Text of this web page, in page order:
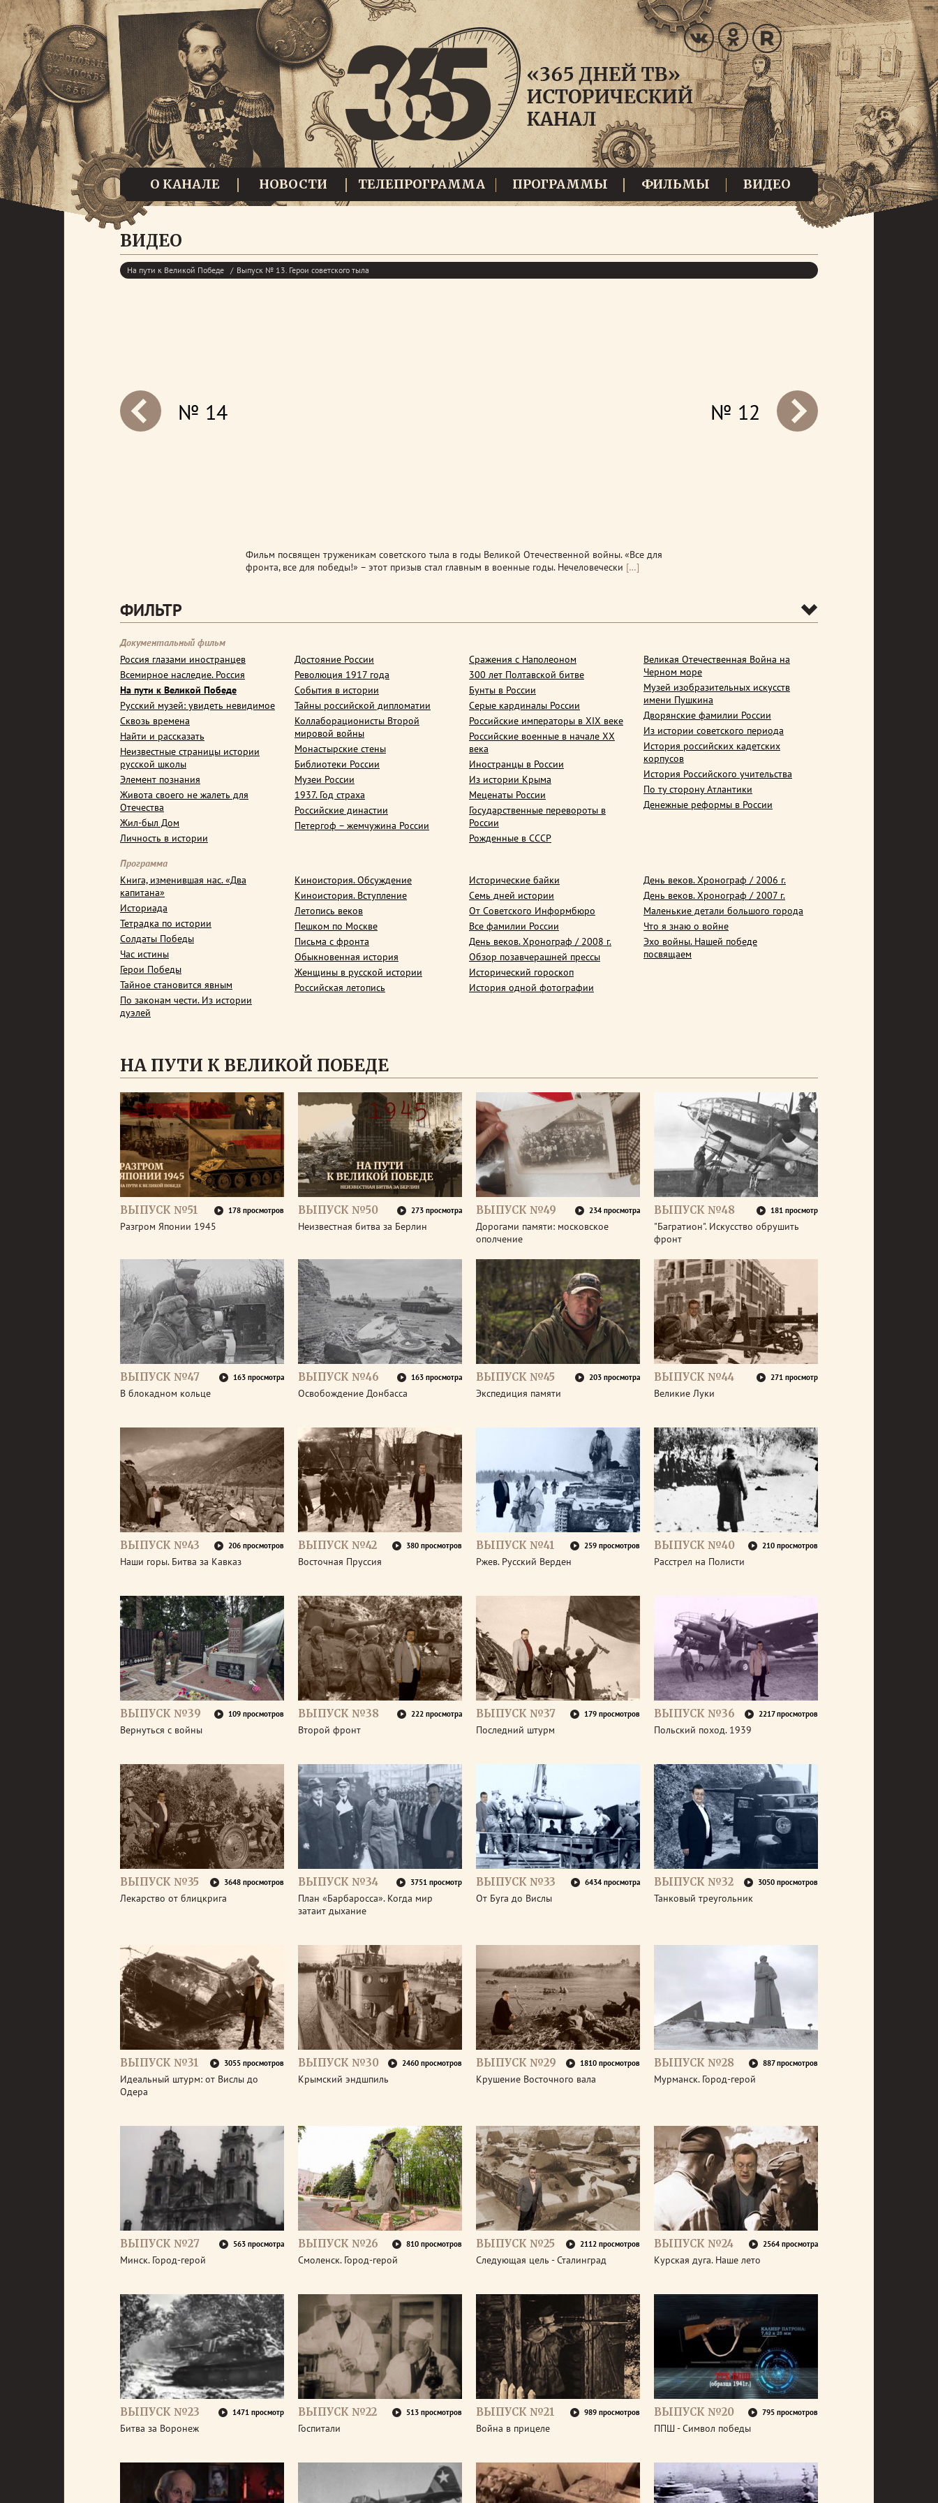
О КАНАЛЕ НОВОСТИ ТЕЛЕПРОГРАММА ПРОГРАММЫ ФИЛЬМЫ ВИДЕО
ВИДЕО
На пути к Великой Победе Выпуск № 13. Герои советского тыла
prev
№ 12
№ 14
Фильм посвящен труженикам советского тыла в годы Великой Отечественной войны. «Все для
фронта, все для победы!» – этот призыв стал главным в военные годы. Нечеловечески […]
ФИЛЬТР
Документальный фильм
Россия глазами иностранцев
Всемирное наследие. Россия
На пути к Великой Победе
Русский музей: увидеть невидимое
Сквозь времена
Найти и рассказать
Неизвестные страницы истории
русской школы
Элемент познания
Живота своего не жалеть для
Отечества
Жил-был Дом
Личность в истории
Достояние России
Революция 1917 года
События в истории
Тайны российской дипломатии
Коллаборационисты Второй
мировой войны
Монастырские стены
Библиотеки России
Музеи России
1937. Год страха
Российские династии
Петергоф – жемчужина России
Сражения с Наполеоном
300 лет Полтавской битве
Бунты в России
Серые кардиналы России
Российские императоры в XIX веке
Российские военные в начале ХХ
века
Иностранцы в России
Из истории Крыма
Меценаты России
Государственные перевороты в
России
Рожденные в СССР
Великая Отечественная Война на
Черном море
Музей изобразительных искусств
имени Пушкина
Дворянские фамилии России
Из истории советского периода
История российских кадетских
корпусов
История Российского учительства
По ту сторону Атлантики
Денежные реформы в России
Программа
Книга, изменившая нас. «Два
капитана»
Историада
Тетрадка по истории
Солдаты Победы
Час истины
Герои Победы
Тайное становится явным
По законам чести. Из истории
дуэлей
Киноистория. Обсуждение
Киноистория. Вступление
Летопись веков
Пешком по Москве
Письма с фронта
Обыкновенная история
Женщины в русской истории
Российская летопись
Исторические байки
Семь дней истории
От Советского Информбюро
Все фамилии России
День веков. Хронограф / 2008 г.
Обзор позавчерашней прессы
Исторический гороскоп
История одной фотографии
День веков. Хронограф / 2006 г.
День веков. Хронограф / 2007 г.
Маленькие детали большого города
Что я знаю о войне
Эхо войны. Нашей победе
посвящаем
НА ПУТИ К ВЕЛИКОЙ ПОБЕДЕ
ВЫПУСК №51 178 просмотров
Разгром Японии 1945
ВЫПУСК №50 273 просмотра
Неизвестная битва за Берлин
ВЫПУСК №49 234 просмотра
Дорогами памяти: московское
ополчение
ВЫПУСК №48 181 просмотр
"Багратион". Искусство обрушить
фронт
ВЫПУСК №47 163 просмотра
В блокадном кольце
ВЫПУСК №46 163 просмотра
Освобождение Донбасса
ВЫПУСК №45 203 просмотра
Экспедиция памяти
ВЫПУСК №44 271 просмотр
Великие Луки
ВЫПУСК №43 206 просмотров
Наши горы. Битва за Кавказ
ВЫПУСК №42 380 просмотров
Восточная Пруссия
ВЫПУСК №41 259 просмотров
Ржев. Русский Верден
ВЫПУСК №40 210 просмотров
Расстрел на Полисти
ВЫПУСК №39 109 просмотров
Вернуться с войны
ВЫПУСК №38 222 просмотра
Второй фронт
ВЫПУСК №37 179 просмотров
Последний штурм
ВЫПУСК №36 2217 просмотров
Польский поход. 1939
ВЫПУСК №35 3648 просмотров
Лекарство от блицкрига
ВЫПУСК №34 3751 просмотр
План «Барбаросса». Когда мир
затаит дыхание
ВЫПУСК №33 6434 просмотра
От Буга до Вислы
ВЫПУСК №32 3050 просмотров
Танковый треугольник
ВЫПУСК №31 3055 просмотров
Идеальный штурм: от Вислы до
Одера
ВЫПУСК №30 2460 просмотров
Крымский эндшпиль
ВЫПУСК №29 1810 просмотров
Крушение Восточного вала
ВЫПУСК №28 887 просмотров
Мурманск. Город-герой
ВЫПУСК №27 563 просмотра
Минск. Город-герой
ВЫПУСК №26 810 просмотров
Смоленск. Город-герой
ВЫПУСК №25 2112 просмотров
Следующая цель - Сталинград
ВЫПУСК №24 2564 просмотра
Курская дуга. Наше лето
ВЫПУСК №23 1471 просмотр
Битва за Воронеж
ВЫПУСК №22 513 просмотров
Госпитали
ВЫПУСК №21 989 просмотров
Война в прицеле
ВЫПУСК №20 795 просмотров
ППШ - Символ победы